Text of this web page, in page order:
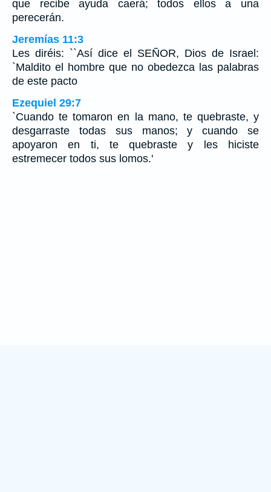
que recibe ayuda caerá; todos ellos a una
perecerán.
Jeremías 11:3
Les diréis: ``Así dice el SEÑOR, Dios de Israel:
`Maldito el hombre que no obedezca las palabras
de este pacto
Ezequiel 29:7
`Cuando te tomaron en la mano, te quebraste, y
desgarraste todas sus manos; y cuando se
apoyaron en ti, te quebraste y les hiciste
estremecer todos sus lomos.'